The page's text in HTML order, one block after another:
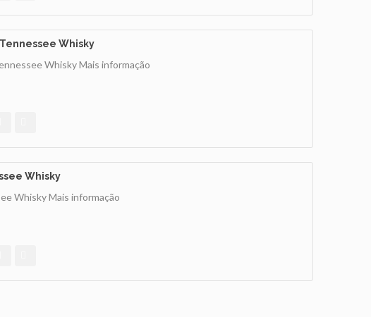
Tennessee Whisky
WhiskyMais informação
Whisky
WhiskyMais informação